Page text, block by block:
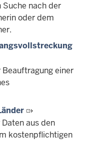
Suche nach der
oder dem
einer
aus den
kostenpflichtigen